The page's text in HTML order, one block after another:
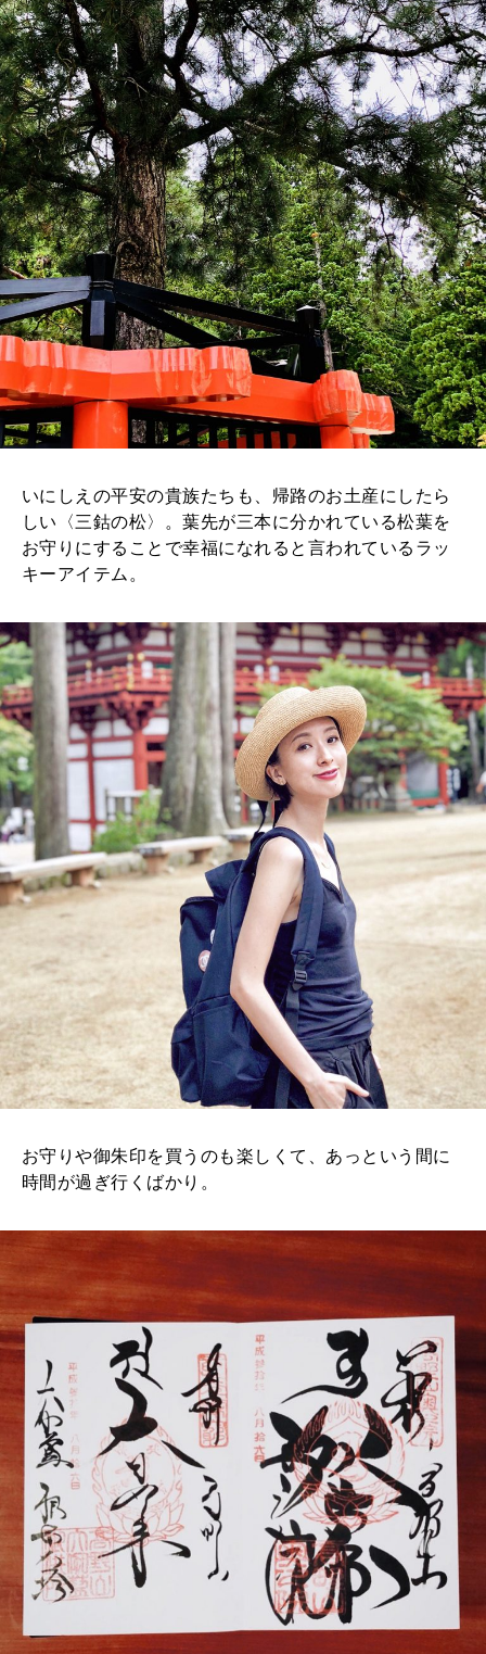
いにしえの平安の貴族たちも、帰路のお土産にしたら
しい〈三鈷の松〉。葉先が三本に分かれている松葉を
お守りにすることで幸福になれると言われているラッ
キーアイテム。
お守りや御朱印を買うのも楽しくて、あっという間に
時間が過ぎ行くばかり。